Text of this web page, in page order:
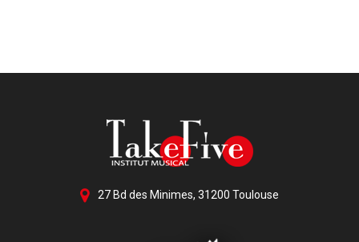
27 Bd des Minimes, 31200 Toulouse